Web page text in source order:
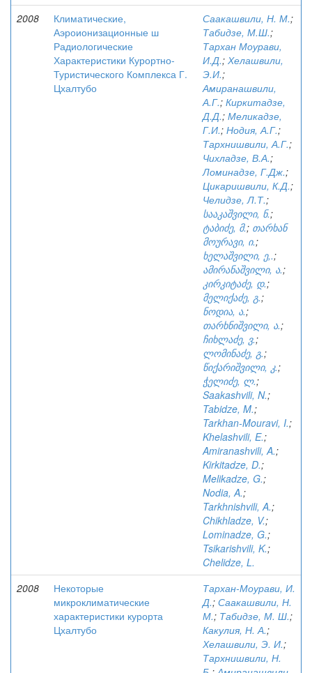
2008
Климатические,
Аэроионизационные ш
Радиологические
Характеристики Курортно-
Туристического Комплекса Г.
Цхалтубо
Саакашвили, Н. М.;
Табидзе, М.Ш.;
Тархан Моурави,
И.Д.; Хелашвили,
Э.И.;
Амиранашвили,
А.Г.; Киркитадзе,
Д.Д.; Меликадзе,
Г.И.; Нодия, А.Г.;
Тархнишвили, А.Г.;
Чихладзе, В.А.;
Ломинадзе, Г.Дж.;
Цикаришвили, К.Д.;
Челидзе, Л.Т.;
სააკაშვილი, ნ.;
ტაბიძე, მ.; თარხან
მოურავი, ი.;
ხელაშვილი, ე,.;
ამირანაშვილი, ა.;
კირკიტაძე, დ.;
მელიქაძე, გ.;
ნოდია, ა.;
თარხნიშვილი, ა.;
ჩიხლაძე, ვ.;
ლომინაძე, გ.;
წიქარიშვილი, კ.;
ჭელიძე, ლ.;
Saakashvili, N.;
Tabidze, M.;
Tarkhan-Mouravi, I.;
Khelashvili, E.;
Amiranashvili, A.;
Kirkitadze, D.;
Melikadze, G.;
Nodia, A.;
Tarkhnishvili, A.;
Chikhladze, V.;
Lominadze, G.;
Tsikarishvili, K.;
Chelidze, L.
2008
Некоторые
микроклиматические
характеристики курорта
Цхалтубо
Тархан-Моурави, И.
Д.; Саакашвили, Н.
М.; Табидзе, М. Ш.;
Какулия, Н. А.;
Хелашвили, Э. И.;
Тархнишвили, Н.